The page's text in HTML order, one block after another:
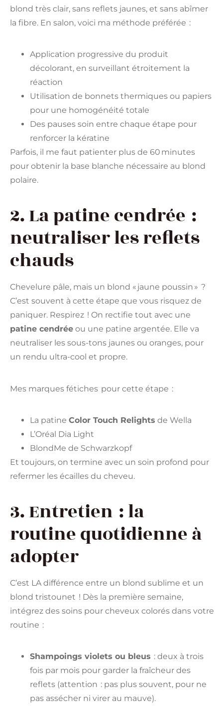
blond très clair, sans reflets jaunes, et sans abîmer
la fibre. En salon, voici ma méthode préférée :
Application progressive du produit
décolorant, en surveillant étroitement la
réaction
Utilisation de bonnets thermiques ou papiers
pour une homogénéité totale
Des pauses soin entre chaque étape pour
renforcer la kératine
Parfois, il me faut patienter plus de 60 minutes
pour obtenir la base blanche nécessaire au blond
polaire.
2. La patine cendrée :
neutraliser les reflets
chauds
Chevelure pâle, mais un blond « jaune poussin » ?
C’est souvent à cette étape que vous risquez de
paniquer. Respirez ! On rectifie tout avec une
patine cendrée ou une patine argentée. Elle va
neutraliser les sous-tons jaunes ou oranges, pour
un rendu ultra-cool et propre.
Mes marques fétiches pour cette étape :
La patine Color Touch Relights de Wella
L’Oréal Dia Light
BlondMe de Schwarzkopf
Et toujours, on termine avec un soin profond pour
refermer les écailles du cheveu.
3. Entretien : la
routine quotidienne à
adopter
C’est LA différence entre un blond sublime et un
blond tristounet ! Dès la première semaine,
intégrez des soins pour cheveux colorés dans votre
routine :
Shampoings violets ou bleus : deux à trois
fois par mois pour garder la fraîcheur des
reflets (attention : pas plus souvent, pour ne
pas assécher ni virer au mauve).